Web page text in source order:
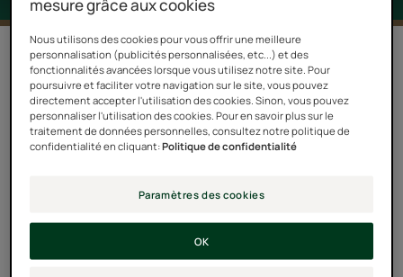
1 résultat pour "Cuir chevelu à
pellicules"
Shampooing
équilibrant
pellicules
chevelu
mesure grâce aux cookies
Nous utilisons des cookies pour vous offrir une meilleure
personnalisation (publicités personnalisées, etc...) et des
fonctionnalités avancées lorsque vous utilisez notre site. Pour
poursuivre et faciliter votre navigation sur le site, vous pouvez
directement accepter l'utilisation des cookies. Sinon, vous pouvez
personnaliser l'utilisation des cookies. Pour en savoir plus sur le
traitement de données personnelles, consultez notre politique de
confidentialité en cliquant:Politique de confidentialité
Paramètres des cookies
OK